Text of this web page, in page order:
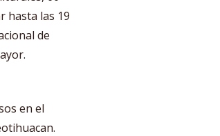
hasta las 19
de
en el